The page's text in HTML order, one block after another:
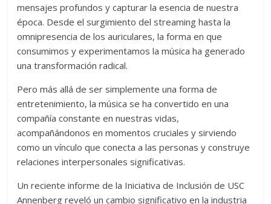
mensajes profundos y capturar la esencia de nuestra
época. Desde el surgimiento del streaming hasta la
omnipresencia de los auriculares, la forma en que
consumimos y experimentamos la música ha generado
una transformación radical.
Pero más allá de ser simplemente una forma de
entretenimiento, la música se ha convertido en una
compañía constante en nuestras vidas,
acompañándonos en momentos cruciales y sirviendo
como un vínculo que conecta a las personas y construye
relaciones interpersonales significativas.
Un reciente informe de la Iniciativa de Inclusión de USC
Annenberg reveló un cambio significativo en la industria